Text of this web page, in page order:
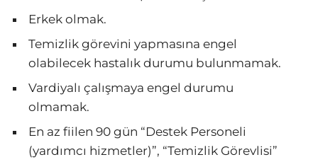
Erkek olmak.
Temizlik görevini yapmasına engel
olabilecek hastalık durumu bulunmamak.
Vardiyalı çalışmaya engel durumu
olmamak.
En az fiilen 90 gün “Destek Personeli
(yardımcı hizmetler)”, “Temizlik Görevlisi”